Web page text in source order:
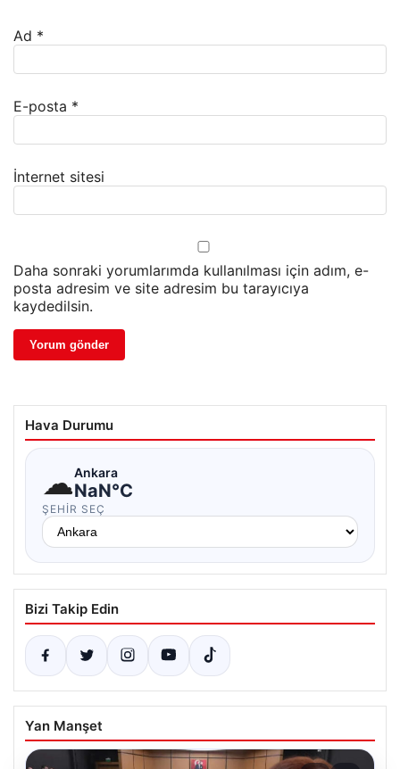
Ad *
E-posta *
İnternet sitesi
Daha sonraki yorumlarımda kullanılması için adım, e-
posta adresim ve site adresim bu tarayıcıya
kaydedilsin.
Hava Durumu
☁Ankara
NaN°C
ŞEHIR SEÇ
Bizi Takip Edin
Yan Manşet